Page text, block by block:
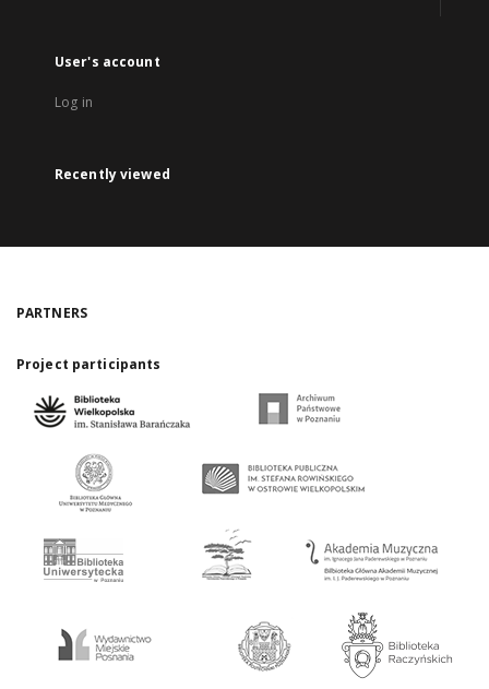
User's account
Log in
Recently viewed
PARTNERS
Project participants